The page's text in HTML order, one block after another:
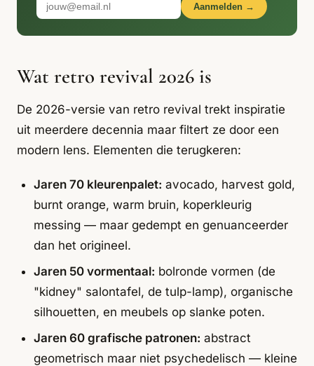
Alle 35 stijlen →Stijlen vergelijken → Aanmelden →
Wat retro revival 2026 is
De 2026-versie van retro revival trekt inspiratie
uit meerdere decennia maar filtert ze door een
modern lens. Elementen die terugkeren:
Jaren 70 kleurenpalet: avocado, harvest gold,
burnt orange, warm bruin, koperkleurig
messing — maar gedempt en genuanceerder
dan het origineel.
Jaren 50 vormentaal: bolronde vormen (de
"kidney" salontafel, de tulp-lamp), organische
silhouetten, en meubels op slanke poten.
Jaren 60 grafische patronen: abstract
geometrisch maar niet psychedelisch — kleine